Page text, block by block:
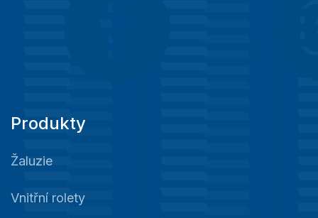
Produkty
Žaluzie
Vnitřní rolety